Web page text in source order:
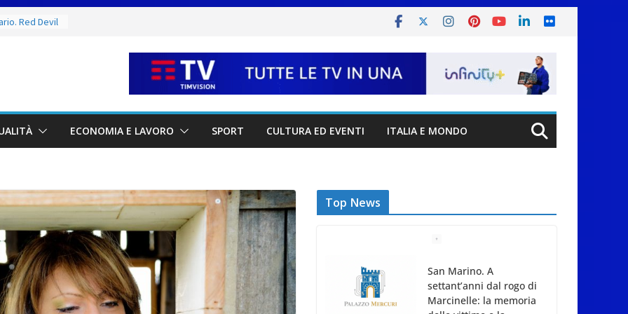
Red Devil
proposta ai
Carta
alla
ECONOMIA E LAVORO SPORT CULTURA ED EVENTI ITALIA E MONDO
Top News
San Marino. A
settant’anni dal rogo di
Marcinelle: la memoria